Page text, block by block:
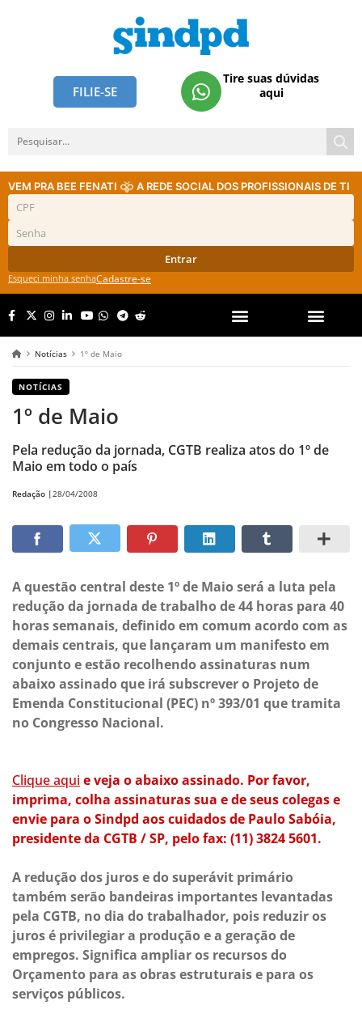
FILIE-SE
Tire suas dúvidas
aqui
VEM PRA BEE FENATI A REDE SOCIAL DOS PROFISSIONAIS DE TI
Entrar
Esqueci minha senhaCadastre-se
Notícias 1º de Maio
NOTÍCIAS
1º de Maio
Pela redução da jornada, CGTB realiza atos do 1º de
Maio em todo o país
Redação |28/04/2008
A questão central deste 1º de Maio será a luta pela
redução da jornada de trabalho de 44 horas para 40
horas semanais, definido em comum acordo com as
demais centrais, que lançaram um manifesto em
conjunto e estão recolhendo assinaturas num
abaixo assinado que irá subscrever o Projeto de
Emenda Constitucional (PEC) nº 393/01 que tramita
no Congresso Nacional.
Clique aqui e veja o abaixo assinado. Por favor,
imprima, colha assinaturas sua e de seus colegas e
envie para o Sindpd aos cuidados de Paulo Sabóia,
presidente da CGTB / SP, pelo fax: (11) 3824 5601.
A redução dos juros e do superávit primário
também serão bandeiras importantes levantadas
pela CGTB, no dia do trabalhador, pois reduzir os
juros é privilegiar a produção e a geração de
empregos. Significa ampliar os recursos do
Orçamento para as obras estruturais e para os
serviços públicos.